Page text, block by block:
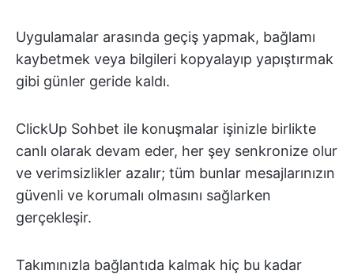
Uygulamalar arasında geçiş yapmak, bağlamı
kaybetmek veya bilgileri kopyalayıp yapıştırmak
gibi günler geride kaldı.
ClickUp Sohbet ile konuşmalar işinizle birlikte
canlı olarak devam eder, her şey senkronize olur
ve verimsizlikler azalır; tüm bunlar mesajlarınızın
güvenli ve korumalı olmasını sağlarken
gerçekleşir.
Takımınızla bağlantıda kalmak hiç bu kadar